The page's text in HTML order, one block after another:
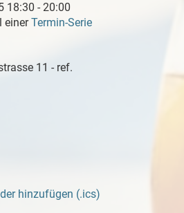
18:30 - 20:00
einerTermin-Serie
11 - ref.
hinzufügen (.ics)